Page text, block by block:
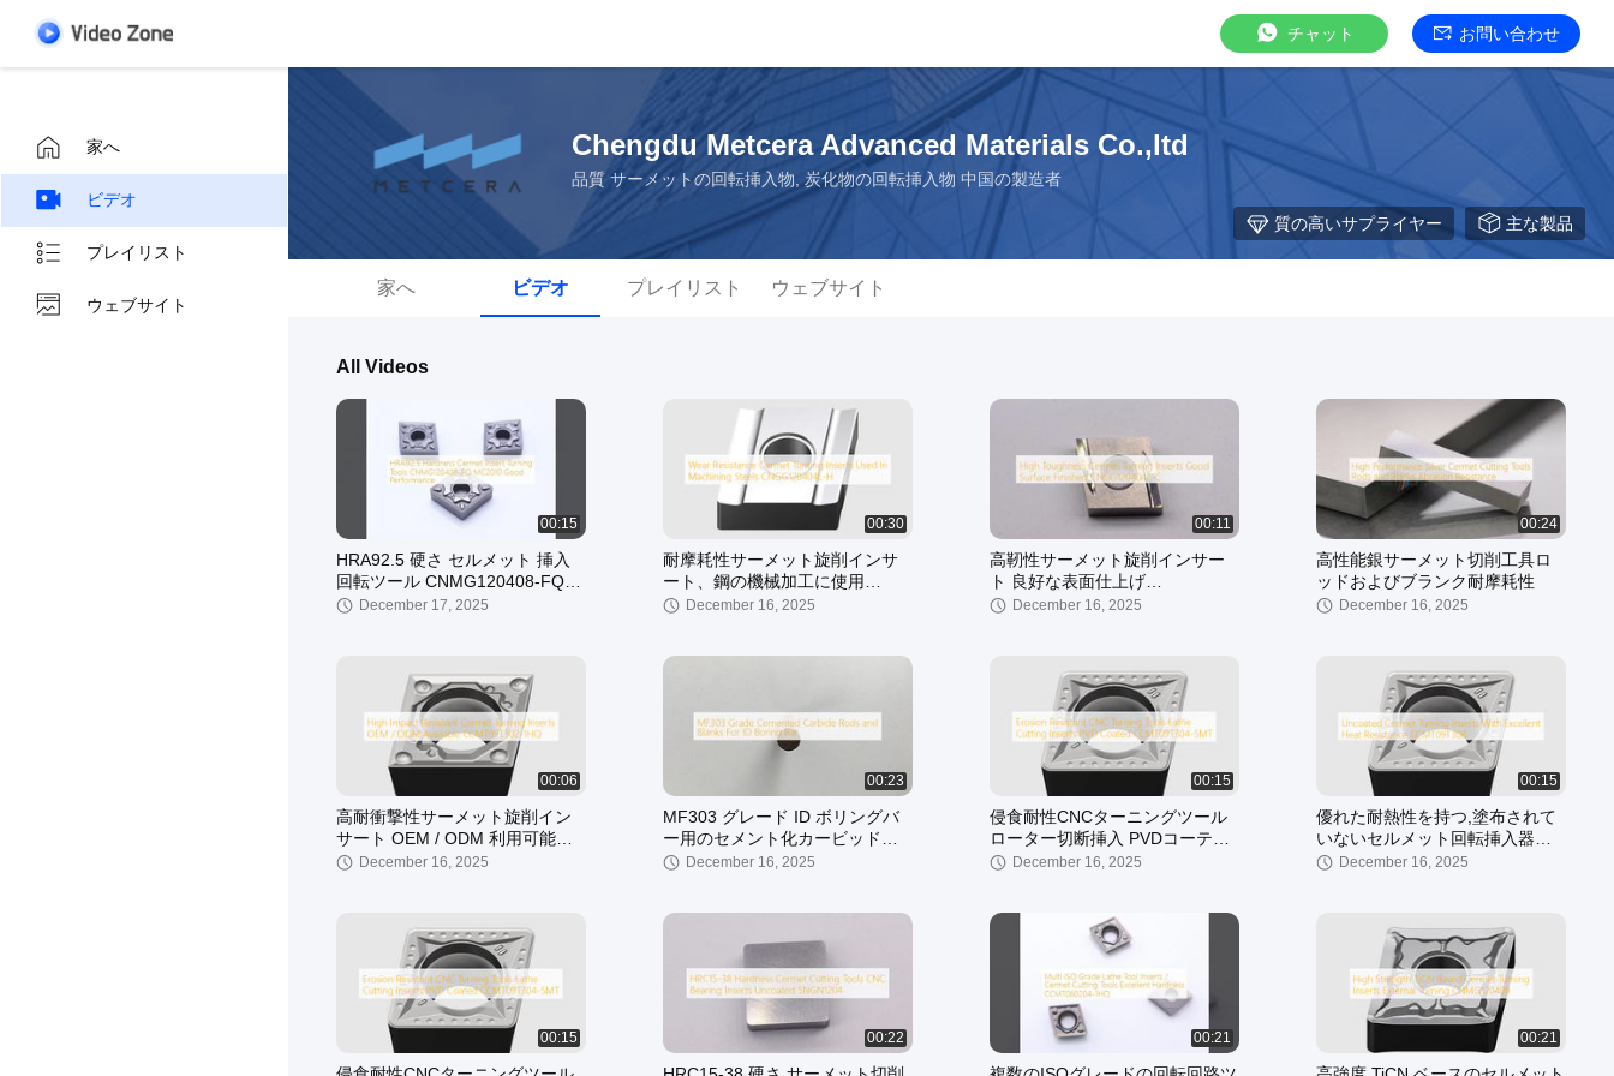
チャット お問い合わせ
家へ
ビデオ
プレイリスト
ウェブサイト
Chengdu Metcera Advanced Materials Co.,ltd
品質 サーメットの回転挿入物, 炭化物の回転挿入物 中国の製造者
質の高いサプライヤー 主な製品
家へ ビデオ プレイリスト ウェブサイト
All Videos
00:15
HRA92.5 硬さ セルメット 挿入
回転ツール CNMG120408-FQ
MC2010 良い性能
December 17, 2025
00:30
耐摩耗性サーメット旋削インサ
ート、鋼の機械加工に使用
CNGG120404L-H
December 16, 2025
00:11
高靭性サーメット旋削インサー
ト 良好な表面仕上げ
CNGG120404L-C
December 16, 2025
00:24
高性能銀サーメット切削工具ロ
ッドおよびブランク耐摩耗性
December 16, 2025
00:06
高耐衝撃性サーメット旋削イン
サート OEM / ODM 利用可能
CCMT09T302-1HQ
December 16, 2025
00:23
MF303 グレード ID ボリングバ
ー用のセメント化カービッド棒
と空白December 16, 2025
00:15
侵食耐性CNCターニングツール
ローター切断挿入 PVDコーティ
ング CCMT09T304-5MT
December 16, 2025
00:15
優れた耐熱性を持つ,塗布されて
いないセルメット回転挿入器
CCMT09T308
December 16, 2025
00:15 00:22 00:21 00:21